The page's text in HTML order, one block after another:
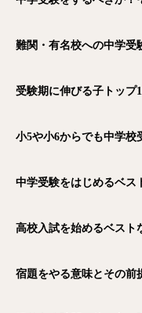
難関・有名校への中学受
受験期に伸びる子トップ
小5や小6からでも中学校
中学受験をはじめるベス
高校入試を始めるベスト
宿題をやる意味とその前